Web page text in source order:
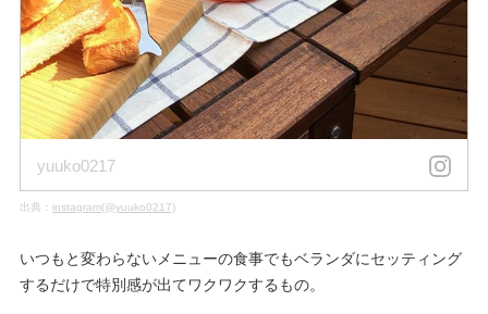
yuuko0217
出典： instagram(@yuuko0217)
いつもと変わらないメニューの食事でもベランダにセッティング
するだけで特別感が出てワクワクするもの。